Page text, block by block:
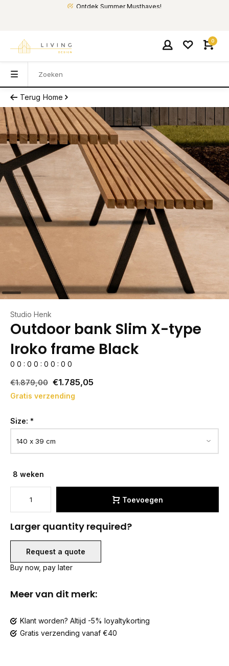
Ontdek Summer Musthaves!
0
Terug Home
Studio Henk
Outdoor bank Slim X-type
Iroko frame Black
0 0 : 0 0 : 0 0 : 0 0
€1.879,00 €1.785,05
Gratis verzending
Size: *
8 weken
Toevoegen
Larger quantity required?
Request a quote
Buy now, pay later
Meer van dit merk:
Klant worden? Altijd -5% loyaltykorting
Gratis verzending vanaf €40